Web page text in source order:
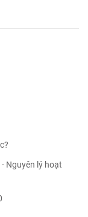
Nguyên lý hoạt